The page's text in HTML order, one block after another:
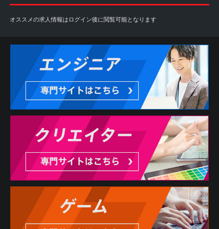
オススメの求人情報はログイン後に閲覧可能となります